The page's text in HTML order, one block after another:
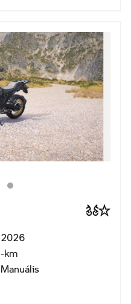
2026
-km
Manuális